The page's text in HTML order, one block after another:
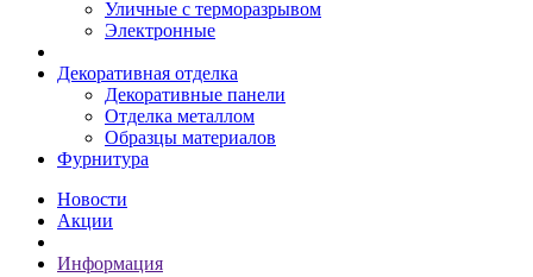
Уличные с терморазрывом
Электронные
Декоративная отделка
Декоративные панели
Отделка металлом
Образцы материалов
Фурнитура
Новости
Акции
Информация